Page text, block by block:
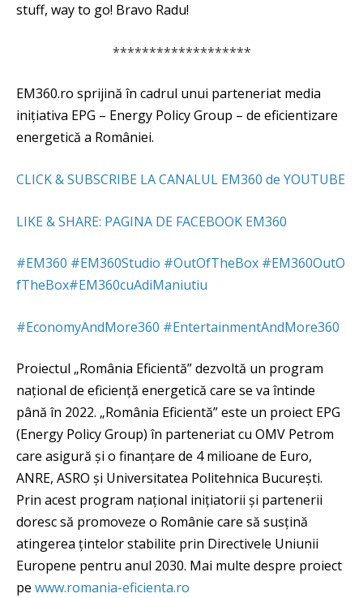
stuff, way to go! Bravo Radu!
*******************
EM360.ro sprijină în cadrul unui parteneriat media
inițiativa EPG – Energy Policy Group – de eficientizare
energetică a României.
CLICK & SUBSCRIBE LA CANALUL EM360 de YOUTUBE
LIKE & SHARE: PAGINA DE FACEBOOK EM360
#EM360 #EM360Studio #OutOfTheBox #EM360OutO
fTheBox#EM360cuAdiManiutiu
#EconomyAndMore360 #EntertainmentAndMore360
Proiectul „România Eficientă” dezvoltă un program
național de eficiență energetică care se va întinde
până în 2022. „România Eficientă” este un proiect EPG
(Energy Policy Group) în parteneriat cu OMV Petrom
care asigură și o finanțare de 4 milioane de Euro,
ANRE, ASRO și Universitatea Politehnica București.
Prin acest program național inițiatorii și partenerii
doresc să promoveze o Românie care să susțină
atingerea țintelor stabilite prin Directivele Uniunii
Europene pentru anul 2030. Mai multe despre proiect
pe www.romania-eficienta.ro